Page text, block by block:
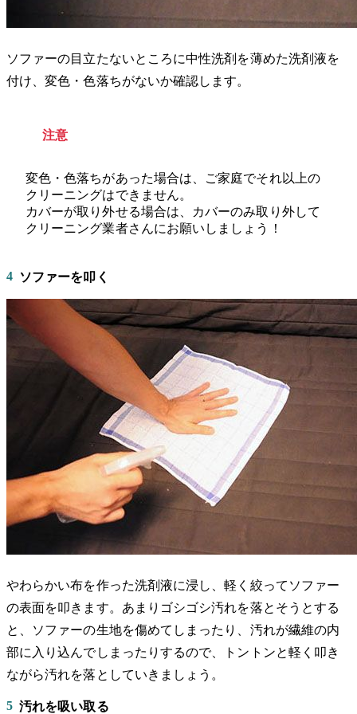
ソファーの目立たないところに中性洗剤を薄めた洗剤液を
付け、変色・色落ちがないか確認します。
注意
変色・色落ちがあった場合は、ご家庭でそれ以上の
クリーニングはできません。
カバーが取り外せる場合は、カバーのみ取り外して
クリーニング業者さんにお願いしましょう！
4 ソファーを叩く
やわらかい布を作った洗剤液に浸し、軽く絞ってソファー
の表面を叩きます。あまりゴシゴシ汚れを落とそうとする
と、ソファーの生地を傷めてしまったり、汚れが繊維の内
部に入り込んでしまったりするので、トントンと軽く叩き
ながら汚れを落としていきましょう。
5 汚れを吸い取る